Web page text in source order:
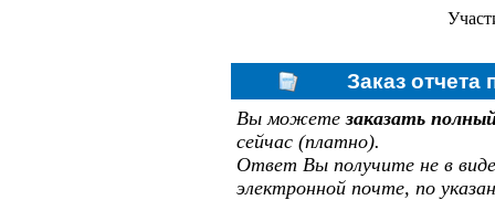
Заказ
Вы можетезаказать
сейчас (платно).
Ответ Вы получите не в
электронной почте, по